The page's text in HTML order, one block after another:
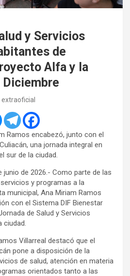
y Servicios
de
Alfa y la
Diciembre
Ramos encabezó, junto con el
una jornada integral en
sur de la ciudad.
junio de 2026.- Como parte de las
y programas a la
municipal, Ana Miriam Ramos
con el Sistema DIF Bienestar
de Salud y Servicios
ciudad.
Villarreal destacó que el
pone a disposición de la
de salud, atención en materia
orientados tanto a las